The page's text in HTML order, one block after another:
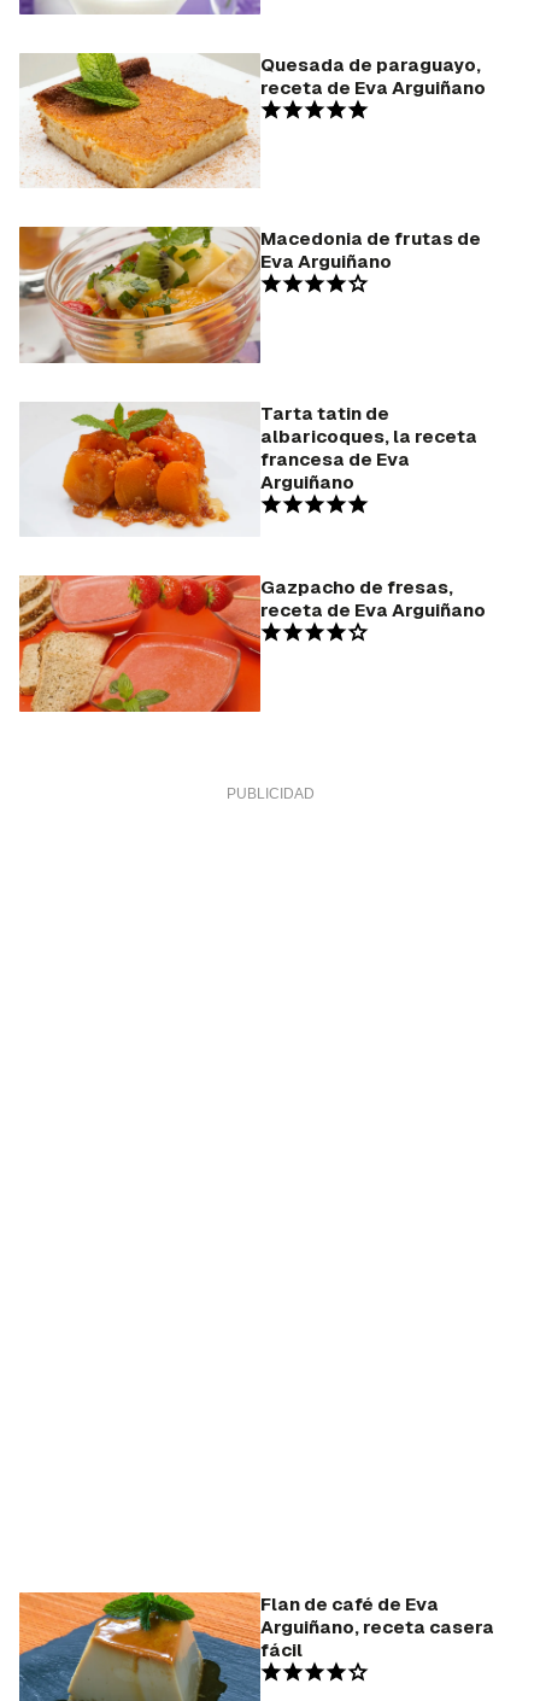
iniciar sesión con tu cuenta de Hogarmanía.
INICIAR SESIÓN
Quesada de paraguayo,
receta de Eva Arguiñano
Macedonia de frutas de
Eva Arguiñano
Tarta tatin de
albaricoques, la receta
francesa de Eva
Arguiñano
Gazpacho de fresas,
receta de Eva Arguiñano
Flan de café de Eva
Arguiñano, receta casera
fácil